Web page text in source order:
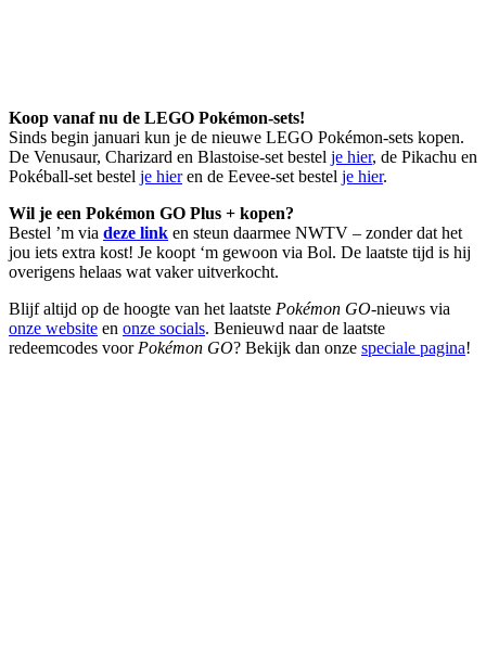
Koop vanaf nu de LEGO Pokémon-sets!
Sinds begin januari kun je de nieuwe LEGO Pokémon-sets kopen.
De Venusaur, Charizard en Blastoise-set bestel je hier, de Pikachu en
Pokéball-set bestel je hieren de Eevee-set bestel je hier.
Wil je een Pokémon GO Plus + kopen?
Bestel ’m via deze link en steun daarmee NWTV – zonder dat het
jou iets extra kost! Je koopt ‘m gewoon via Bol. De laatste tijd is hij
overigens helaas wat vaker uitverkocht.
Blijf altijd op de hoogte van het laatste Pokémon GO-nieuws via
onze website en onze socials. Benieuwd naar de laatste
redeemcodes voor Pokémon GO? Bekijk dan onze speciale pagina!